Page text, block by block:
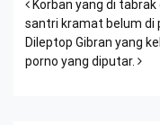
Post
Korban yang di
santri kramat belum di
Dileptop Gibran yang
porno yang diputar.